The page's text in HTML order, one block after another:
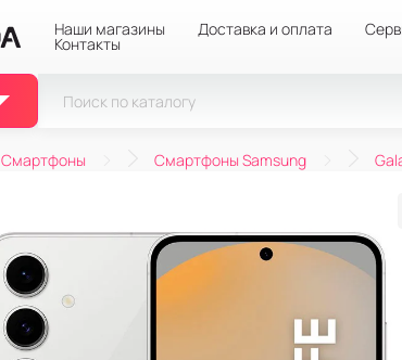
Наши магазины Доставка и оплата
Контакты
Смартфоны Смартфоны Samsung